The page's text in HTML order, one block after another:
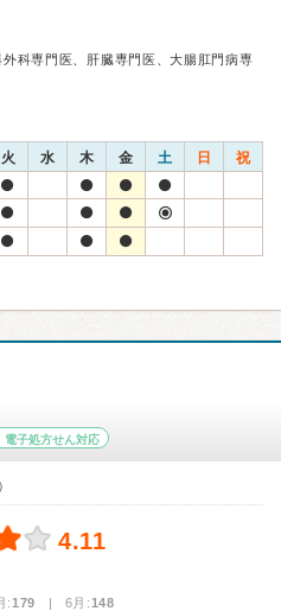
科専門医、肝臓専門医、大腸肛門病専
火 水 木 金 土 日 祝
電子処方せん対応
4.11
:179 | 6月:148